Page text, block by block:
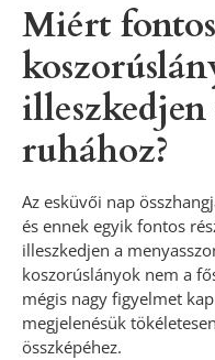
Miért
ruhához?
Az esküvői nap
és ennek egyik fontos
illeszkedjen a
koszorúslányok nem a
mégis nagy figyelmet
megjelenésük
összképéhez.